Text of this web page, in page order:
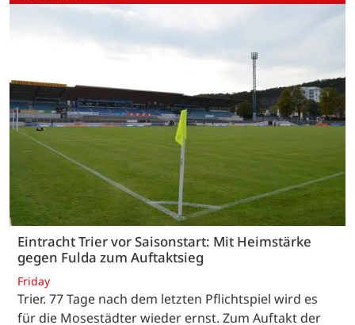
Eintracht Trier vor Saisonstart: Mit Heimstärke
gegen Fulda zum Auftaktsieg
Friday
Trier. 77 Tage nach dem letzten Pflichtspiel wird es
für die Mosestädter wieder ernst. Zum Auftakt der